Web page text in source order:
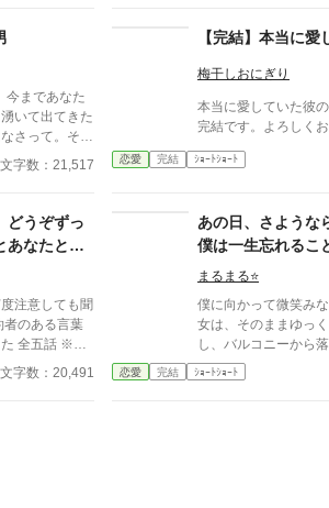
時、そして今。三度
今まであなた
いて出てきた
さって。その
文字数：21,517
【完結】本当に
梅干しおにぎり
本当に愛していた彼の
完結です。よろしくお
恋愛 完結 ｼｮｰﾄｼｮｰﾄ
どうぞずっ
あなたとは
注意しても聞
のある言葉
ホ
文字数：20,491
あの日、さような
僕は一生忘れるこ
まるまる⭐️
僕に向かって微笑み
女は、そのままゆっ
し、バルコニーから落ちていっ
彼女は幼い頃からの
と、僕を支えるため
恋愛 完結 ｼｮｰﾄｼｮｰﾄ